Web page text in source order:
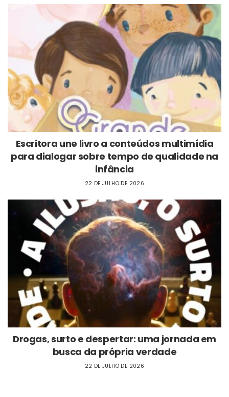
Escritora une livro a conteúdos multimídia
para dialogar sobre tempo de qualidade na
infância
22 DE JULHO DE 2026
Drogas, surto e despertar: uma jornada em
busca da própria verdade
22 DE JULHO DE 2026